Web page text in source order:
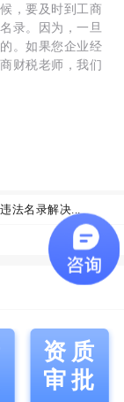
，要及时到工商
录。因为，一旦
。如果您企业经
财税老师，我们
法名录解决...
资质
审批